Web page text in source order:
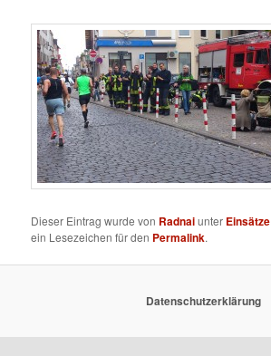
Dieser Eintrag wurde von Radnaiunter Einsätze
ein Lesezeichen für den Permalink.
Datenschutzerklärung